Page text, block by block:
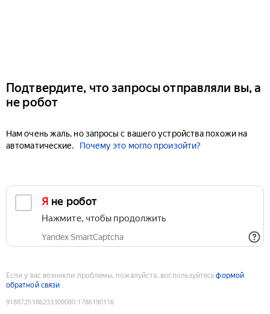
Подтвердите, что запросы отправляли вы, а
не робот
Нам очень жаль, но запросы с вашего устройства похожи на
автоматические.
Почему это могло произойти?
Я не робот
Нажмите, чтобы продолжить
Yandex SmartCaptcha
Если у вас возникли проблемы, пожалуйста, воспользуйтесьформой
обратной связи
9188725186233300080:1786190116